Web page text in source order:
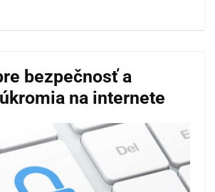
bezpečnosť a
na internete